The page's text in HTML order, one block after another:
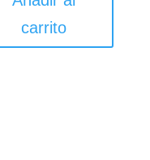
carrito